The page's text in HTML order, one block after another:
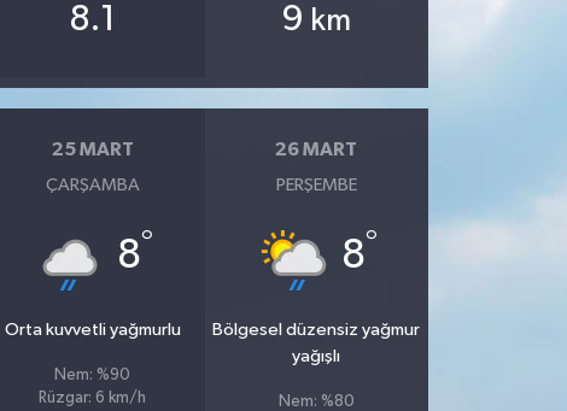
8.1 9 km
25 MART
ÇARŞAMBA
8°
Orta kuvvetli yağmurlu
Nem: %90
Rüzgar: 6 km/h
26 MART
PERŞEMBE
8°
Bölgesel düzensiz yağmur
yağışlı
Nem: %80